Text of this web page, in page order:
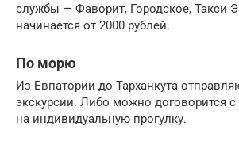
службы — Фаворит, Городское, Такси
начинается от 2000 рублей.
По морю
Из Евпатории до Тарханкута
экскурсии. Либо можно договорится
на индивидуальную прогулку.